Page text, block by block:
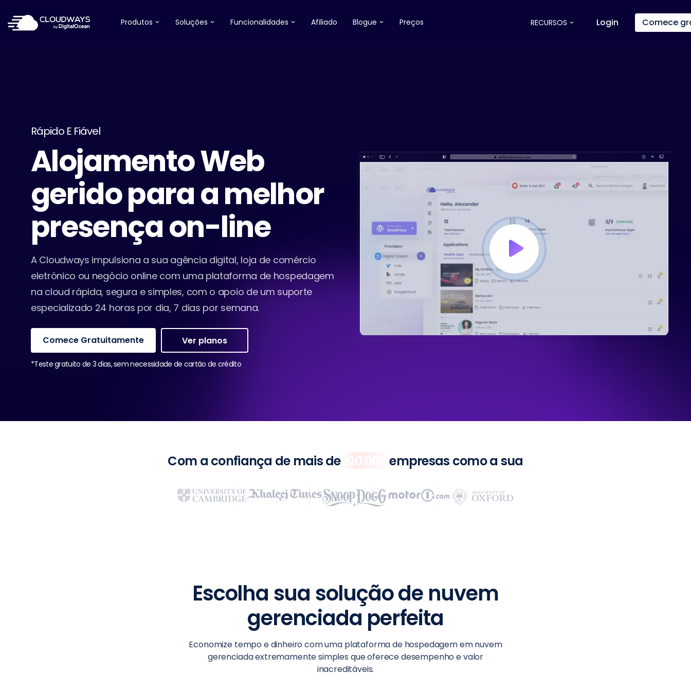
Produtos Soluções Funcionalidades Afiliado Blogue Preços RECURSOS Login Comece
Rápido E Fiável
Alojamento Web
gerido para a melhor
presença on-line
A Cloudways impulsiona a sua agência digital, loja de comércio
eletrónico ou negócio online com uma plataforma de hospedagem
na cloud rápida, segura e simples, com o apoio de um suporte
especializado 24 horas por dia, 7 dias por semana.
Comece Gratuitamente Ver planos
*Teste gratuito de 3 dias, sem necessidade de cartão de crédito
Com a confiança de mais de empresas como a sua
Escolha sua solução de nuvem
gerenciada perfeita
Economize tempo e dinheiro com uma plataforma de hospedagem em nuvem
gerenciada extremamente simples que oferece desempenho e valor
inacreditáveis.